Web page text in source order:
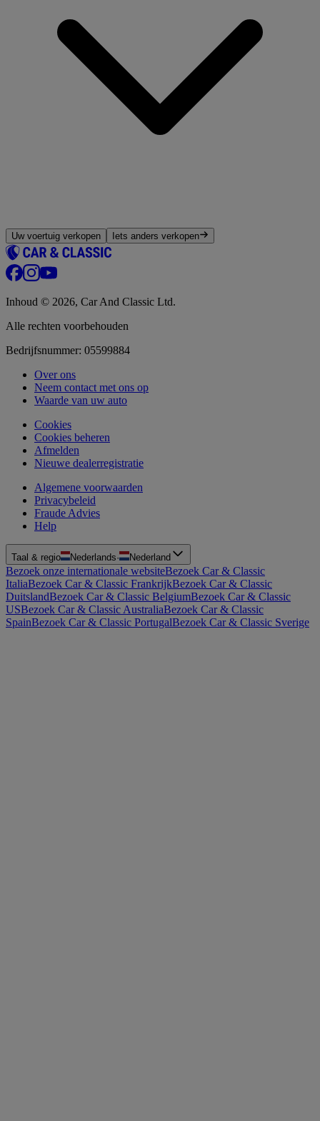
Uw voertuig verkopen Iets anders verkopen
Inhoud © 2026, Car And Classic Ltd.
Alle rechten voorbehouden
Bedrijfsnummer: 05599884
Over ons
Neem contact met ons op
Waarde van uw auto
Cookies
Cookies beheren
Afmelden
Nieuwe dealerregistratie
Algemene voorwaarden
Privacybeleid
Fraude Advies
Help
Taal & regio Nederlands· Nederland
Bezoek onze internationale websiteBezoek Car & Classic
ItaliaBezoek Car & Classic FrankrijkBezoek Car & Classic
DuitslandBezoek Car & Classic BelgiumBezoek Car & Classic
USBezoek Car & Classic AustraliaBezoek Car & Classic
SpainBezoek Car & Classic PortugalBezoek Car & Classic Sverige